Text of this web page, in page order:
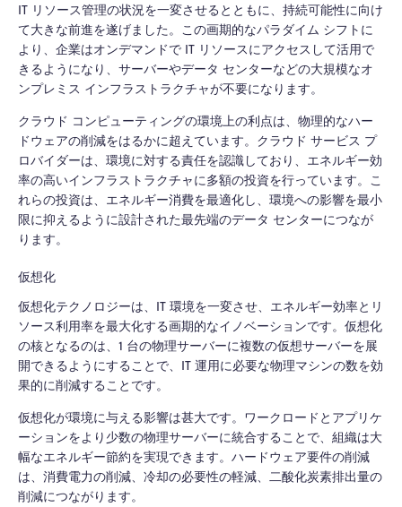
IT リソース管理の状況を一変させるとともに、持続可能性に向け
て大きな前進を遂げました。この画期的なパラダイム シフトに
より、企業はオンデマンドで IT リソースにアクセスして活用で
きるようになり、サーバーやデータ センターなどの大規模なオ
ンプレミス インフラストラクチャが不要になります。
クラウド コンピューティングの環境上の利点は、物理的なハー
ドウェアの削減をはるかに超えています。クラウド サービス プ
ロバイダーは、環境に対する責任を認識しており、エネルギー効
率の高いインフラストラクチャに多額の投資を行っています。こ
れらの投資は、エネルギー消費を最適化し、環境への影響を最小
限に抑えるように設計された最先端のデータ センターにつなが
ります。
仮想化
仮想化テクノロジーは、IT 環境を一変させ、エネルギー効率とリ
ソース利用率を最大化する画期的なイノベーションです。仮想化
の核となるのは、1 台の物理サーバーに複数の仮想サーバーを展
開できるようにすることで、IT 運用に必要な物理マシンの数を効
果的に削減することです。
仮想化が環境に与える影響は甚大です。ワークロードとアプリケ
ーションをより少数の物理サーバーに統合することで、組織は大
幅なエネルギー節約を実現できます。ハードウェア要件の削減
は、消費電力の削減、冷却の必要性の軽減、二酸化炭素排出量の
削減につながります。